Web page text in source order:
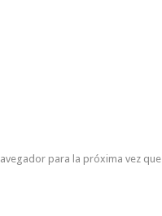
para la próxima vez